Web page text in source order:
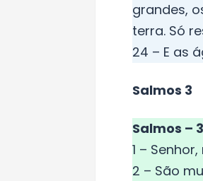
grandes,
terra. Só
24 – E as
Salmos 3
Salmos – 3
1 –
2 – São